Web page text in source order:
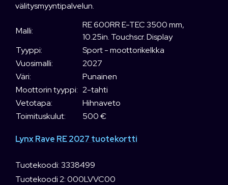
välitysmyyntipalvelun.
Malli:
RE 600RR E-TEC 3500 mm,
10.25in. Touchscr. Display
Tyyppi:
Sport - moottorikelkka
Vuosimalli:
2027
Väri:
Punainen
Moottorin tyyppi: 2-tahti
Vetotapa:
Hihnaveto
Toimituskulut:
500 €
Lynx Rave RE 2027 tuotekortti
Tuotekoodi: 3338499
Tuotekoodi 2: 000LVVC00